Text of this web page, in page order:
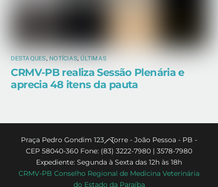
DESTAQUES, NOTÍCIAS, ÚLTIMAS
CRMV-PB realiza Sessão Plenária e
aprecia 48 itens da pauta
Back
To
Top
Praça Pedro Gondim 123 - Torre - João Pessoa - PB -
CEP 58040-360 Fone: (83) 3222-7980 | 3578-7980
Expediente: Segunda à Sexta das 12h às 18h
CRMV-PB Conselho Regional de Medicina Veterinária
do Estado da Paraíba